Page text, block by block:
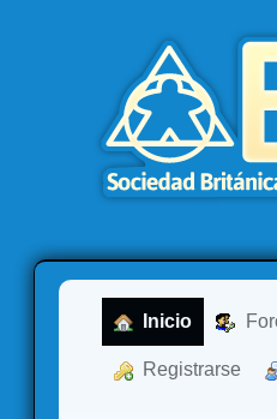
Inicio
Registrarse